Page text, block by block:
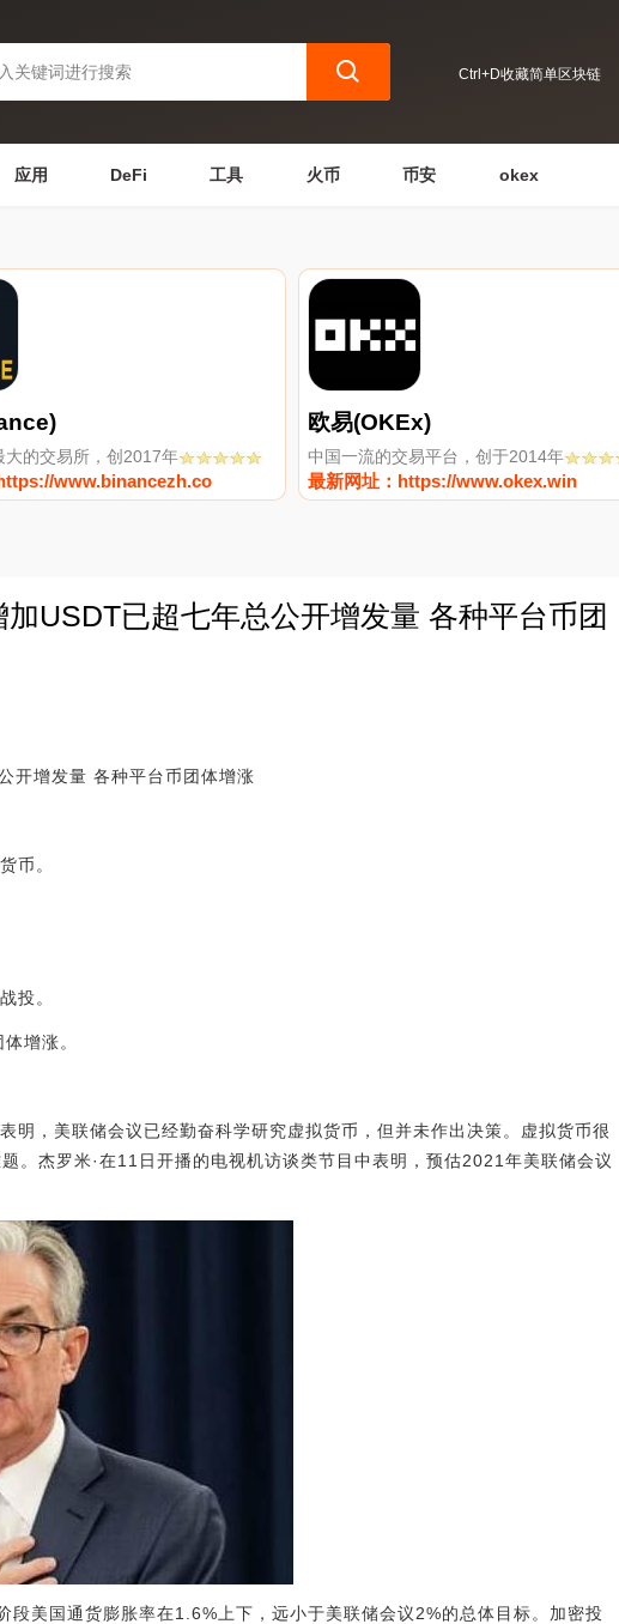
Ctrl+D收藏简单区块链
应用 DeFi 工具 火币 币安 okex
大的交易所，创2017年
www.binancezh.co
欧易(OKEx)
中国一流的交易平台，创于2014年
最新网址：https://www.okex.win
USDT已超七年总公开增发量 各种平台币团
开增发量 各种平台币团体增涨
币。
投。
增涨。
明，美联储会议已经勤奋科学研究虚拟货币，但并未作出决策。虚拟货币很
。杰罗米·在11日开播的电视机访谈类节目中表明，预估2021年美联储会议
段美国通货膨胀率在1.6%上下，远小于美联储会议2%的总体目标。加密投